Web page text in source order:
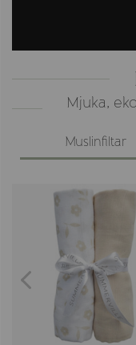
Mjuka,
Muslinfiltar